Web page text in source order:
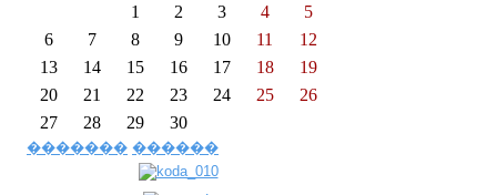
1
2 3 4
5
6
7 8 9 10 11
12
13
14 15 16 17 18
19
20
21 22 23 24 25
26
27
28 29 30
������� ������